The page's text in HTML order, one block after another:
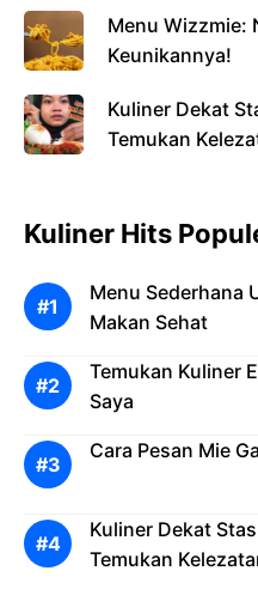
Menu Wizzmie:
Keunikannya!
Kuliner Dekat
Temukan
Kuliner Hits
Menu Sederhana
Makan Sehat
Temukan Kuliner
Saya
Cara Pesan Mie
Kuliner Dekat
Temukan